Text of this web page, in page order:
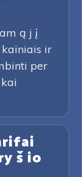
ą j į
kainiais ir
per
š io